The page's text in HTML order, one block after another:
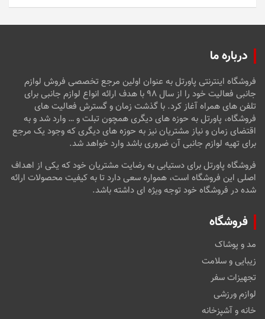
درباره ما
فروشگاه اینترنتی پاورتل به عنوان اولین مرجع تخصصی فروش لوازم
جانبی فعالیت خود را از سال ۹۸ با هدف ارائه انواع لوازم جانبی برای
تلفن های همراه آغاز کرد. با گذشت زمان و گسترش فعالیت های
فروشگاه، پاورتل به حوزه های دیگری همچون تبلت و … وارد شد و به
اقتضای زمان و نیاز مشتریان نیز به حوزه های دیگری که وجود یک مرجع
برای تهیه لوازم جانبی آن ضروری باشد وارد خواهد شد.
فروشگاه پاورتل برای دستیابی به رضایت مشتریان خود که یکی از اهداف
اصلی این فروشگاه است، همواره سعی دارد تا به کیفیت محصولات ارائه
شده در فروشگاه خود توجه ویژه ای داشته باشد.
فروشگاه
مد و پوشاک
زیبایی و سلامت
تجهیزات سفر
لوازم ورزشی
خانه و آشپزخانه